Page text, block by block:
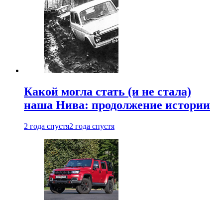
Какой могла стать (и не стала)
наша Нива: продолжение истории
2 года спустя2 года спустя